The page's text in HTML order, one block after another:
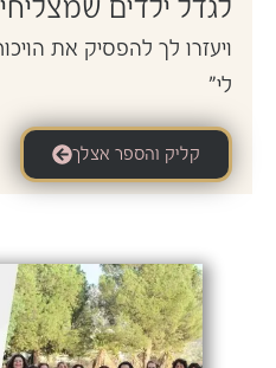
לגדל ילדים
ויעזרו לך להפסיק את
לי"
קליק והספר אצלך